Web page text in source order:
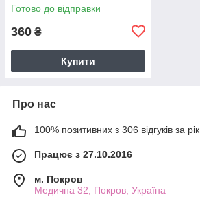
Готово до відправки
360 ₴
Купити
Про нас
100% позитивних з 306 відгуків за рік
Працює з 27.10.2016
м. Покров
Медична 32, Покров, Україна